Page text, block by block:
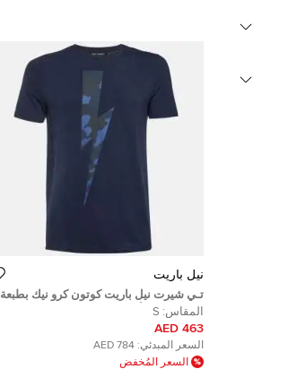
نيل باريت
تـي شيرت نيل باريت كوتون كرو نيك بطبعة
لايتنينغ بولت أزرق بحري مقاس صغير
(سمول)
المقاس: S
463 AED
السعر المبدئي: 784 AED
السعر المُخفض